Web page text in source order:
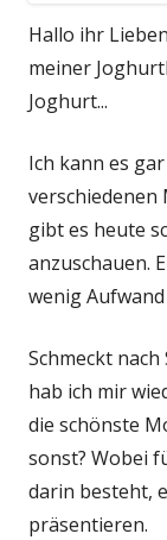
Hallo ihr
meiner
Joghurt...
Ich kann es
verschiedenen
gibt es heute
anzuschauen.
wenig
Schmeckt
hab ich mir
die schönste
sonst? Wobei
darin besteht,
präsentieren.